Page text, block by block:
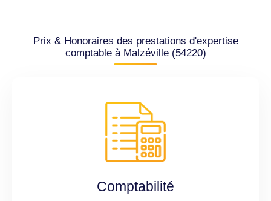
Prix & Honoraires des prestations d'expertise
comptable à Malzéville (54220)
Comptabilité